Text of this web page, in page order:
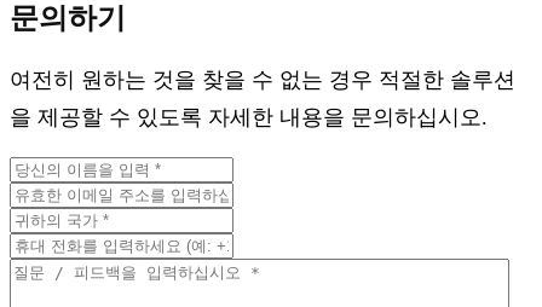
문의하기
여전히 원하는 것을 찾을 수 없는 경우 적절한 솔루션
을 제공할 수 있도록 자세한 내용을 문의하십시오.